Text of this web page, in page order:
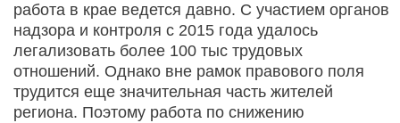
работа в крае ведется давно. С участием органов
надзора и контроля с 2015 года удалось
легализовать более 100 тыс трудовых
отношений. Однако вне рамок правового поля
трудится еще значительная часть жителей
региона. Поэтому работа по снижению